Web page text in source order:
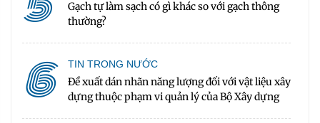
Gạch tự làm sạch có gì khác so với gạch thông
thường?
6 TIN TRONG NƯỚC
Đề xuất dán nhãn năng lượng đối với vật liệu xây
dựng thuộc phạm vi quản lý của Bộ Xây dựng